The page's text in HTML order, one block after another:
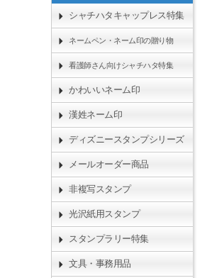
シャチハタキャップレス特集
ネームペン・ネーム印の贈り物
看護師さん向けシャチハタ特集
かわいいネーム印
漢姓ネーム印
ディズニースタンプシリーズ
メールオーダー商品
非複写スタンプ
光沢紙用スタンプ
スタンプラリー特集
文具・事務用品